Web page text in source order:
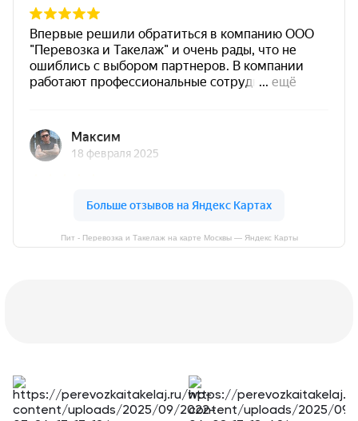
Пит - Перевозка и Такелаж на карте Москвы — Яндекс Карты